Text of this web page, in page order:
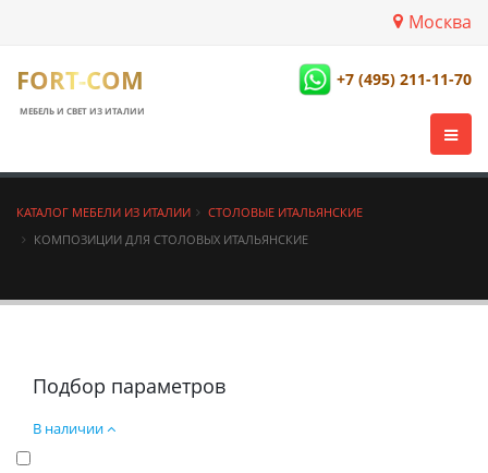
Москва
FORT-COM
МЕБЕЛЬ И СВЕТ ИЗ ИТАЛИИ
+7 (495) 211-11-70
КАТАЛОГ МЕБЕЛИ ИЗ ИТАЛИИ
СТОЛОВЫЕ ИТАЛЬЯНСКИЕ
КОМПОЗИЦИИ ДЛЯ СТОЛОВЫХ ИТАЛЬЯНСКИЕ
Подбор параметров
В наличии